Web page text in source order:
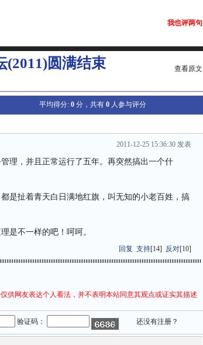
我也评两句
(2011)圆满结束 查看原文
平均得分: 0 分，共有 0 人参与评分
2011-12-25 15:36:30 发表
理，并且正常运行了五年。再突然搞出一个什
是扯着青天白日满地红旗，叫无知的小老百姓，搞
是不一样的吧！呵呵。
回复 支持[14] 反对[10]
仅供网友表达个人看法，并不表明本站同意其观点或证实其描述
验证码： 还没有注册？